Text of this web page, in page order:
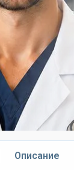
Описание